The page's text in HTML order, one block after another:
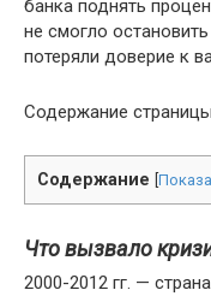
банка поднять
не смогло
потеряли доверие к
Содержание страницы
Содержание
Что вызвало
2000-2012 гг. —